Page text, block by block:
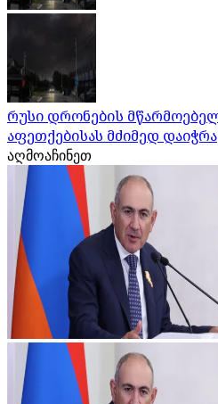
რუსი დრონების
აფეთქებისას მძიმედ დაიჭრა
აღმოაჩინეთ